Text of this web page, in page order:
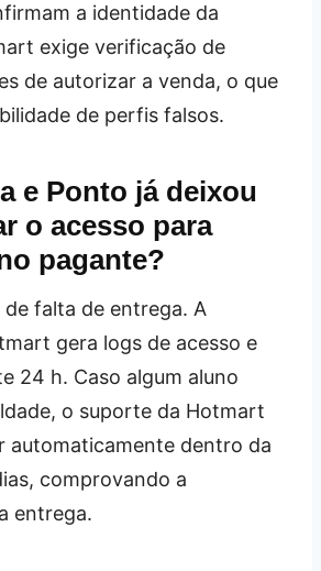
a identidade da
exige verificação de
de autorizar a venda, o que
de perfis falsos.
e Ponto já deixou
o acesso para
pagante?
falta de entrega. A
gera logs de acesso e
24 h. Caso algum aluno
o suporte da Hotmart
automaticamente dentro da
comprovando a
entrega.